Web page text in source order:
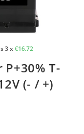
3 x€16.72
T-
(- / +)